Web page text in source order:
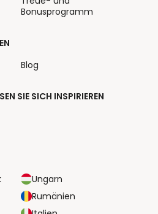
SIE SICH INSPIRIEREN
Ungarn
Rumänien
Bonusprogramm
Blog